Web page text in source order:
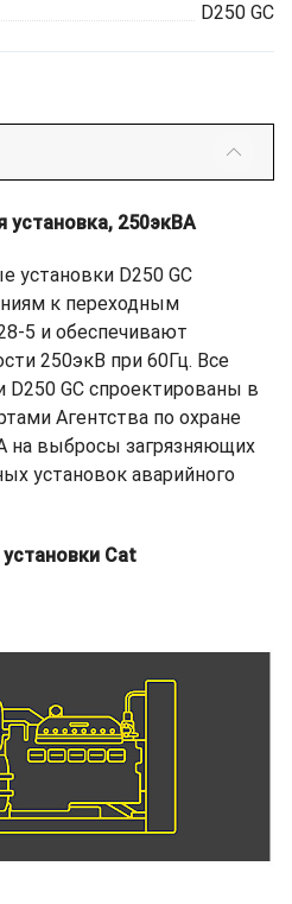
D250 GC
установка, 250экВА
установки D250 GC
к переходным
5 и обеспечивают
250экВ при 60Гц. Все
D250 GC спроектированы в
Агентства по охране
выбросы загрязняющих
установок аварийного
Cat